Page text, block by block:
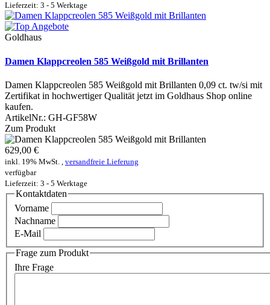
Lieferzeit: 3 - 5 Werktage
Goldhaus
Damen Klappcreolen 585 Weißgold mit Brillanten
Damen Klappcreolen 585 Weißgold mit Brillanten 0,09 ct. tw/si mit
Zertifikat in hochwertiger Qualität jetzt im Goldhaus Shop online
kaufen.
ArtikelNr.: GH-GF58W
Zum Produkt
629,00 €
inkl. 19% MwSt. , versandfreie Lieferung
verfügbar
Lieferzeit: 3 - 5 Werktage
Kontaktdaten
Vorname
Nachname
E-Mail
Frage zum Produkt
Ihre Frage